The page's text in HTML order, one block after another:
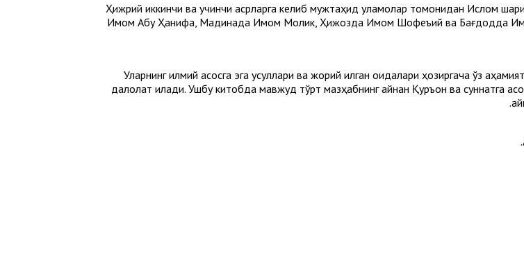
Ҳижрий иккинчи ва учинчи асрларга келиб мужтаҳид уламолар томонидан Ислом
Имом Абу Ҳанифа, Мадинада Имом Молик, Ҳижозда Имом Шофеъий ва Бағдодда
Уларнинг илмий асосга эга усуллари ва жорий қилган қоидалари ҳозиргача ўз
далолат қилади. Ушбу китобда мавжуд тўрт мазҳабнинг айнан Қуръон ва суннатга